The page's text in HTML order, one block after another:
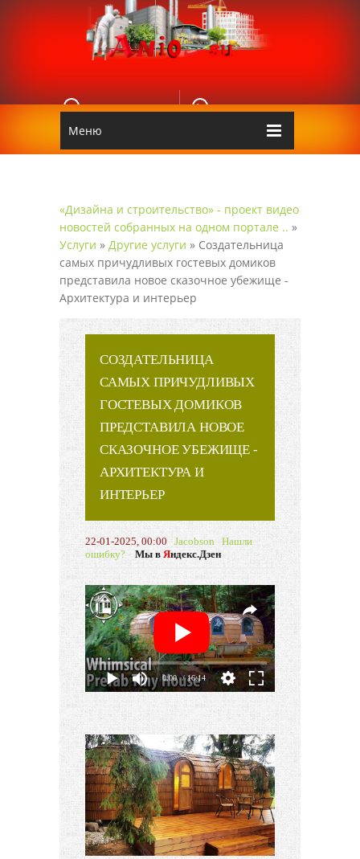
КОНТАКТЫ
E-MAIL
Меню
«Дизайна и строительство» - проект видео
новостей собранных на одном портале .. »
Услуги » Другие услуги » Создательница
самых причудливых гостевых домиков
представила новое сказочное убежище -
Архитектура и интерьер
СОЗДАТЕЛЬНИЦА
САМЫХ ПРИЧУДЛИВЫХ
ГОСТЕВЫХ ДОМИКОВ
ПРЕДСТАВИЛА НОВОЕ
СКАЗОЧНОЕ УБЕЖИЩЕ -
АРХИТЕКТУРА И
ИНТЕРЬЕР
22-01-2025, 00:00 Jacobson Нашли
ошибку?
Мы в Яндекс.Дзен
0:00 / 16:14